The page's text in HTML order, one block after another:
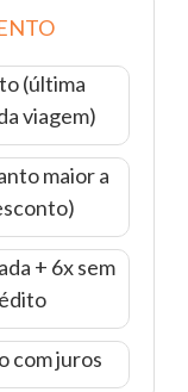
(última
viagem)
maior a
+ 6x sem
com juros